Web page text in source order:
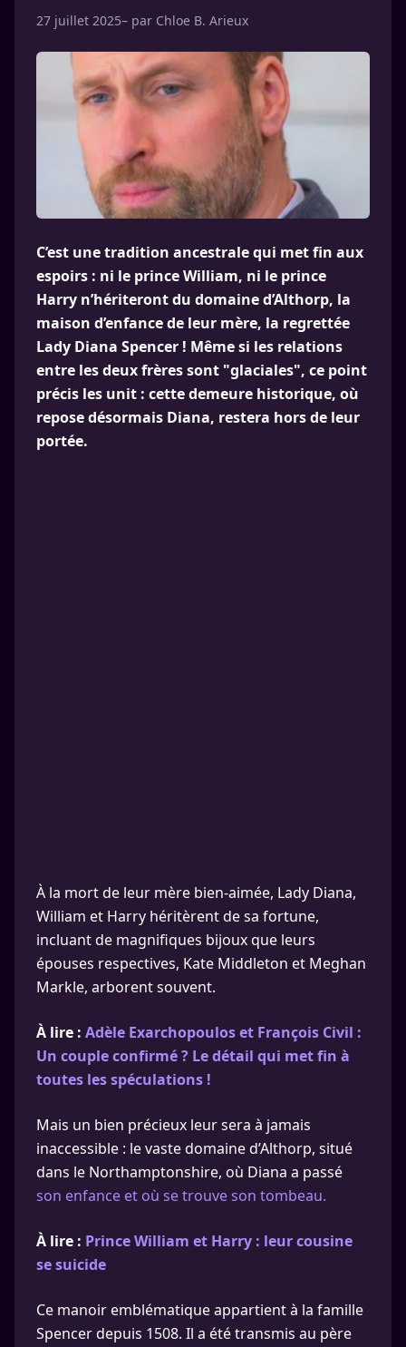
27 juillet 2025– par Chloe B. Arieux
C’est une tradition ancestrale qui met fin aux
espoirs : ni le prince William, ni le prince
Harry n’hériteront du domaine d’Althorp, la
maison d’enfance de leur mère, la regrettée
Lady Diana Spencer ! Même si les relations
entre les deux frères sont "glaciales", ce point
précis les unit : cette demeure historique, où
repose désormais Diana, restera hors de leur
portée.
À la mort de leur mère bien-aimée, Lady Diana,
William et Harry héritèrent de sa fortune,
incluant de magnifiques bijoux que leurs
épouses respectives, Kate Middleton et Meghan
Markle, arborent souvent.
À lire : Adèle Exarchopoulos et François Civil :
Un couple confirmé ? Le détail qui met fin à
toutes les spéculations !
Mais un bien précieux leur sera à jamais
inaccessible : le vaste domaine d’Althorp, situé
dans le Northamptonshire, où Diana a passé
son enfance et où se trouve son tombeau.
À lire : Prince William et Harry : leur cousine
se suicide
Ce manoir emblématique appartient à la famille
Spencer depuis 1508. Il a été transmis au père